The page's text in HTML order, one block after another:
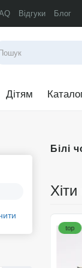
Відгуки Блог
Дітям
Білі
top